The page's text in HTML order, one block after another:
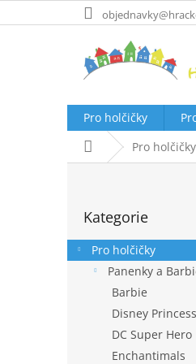
na
Pro holčičky
Domů Pro holčičky
r
a
kategorie
Kategorie
Pro holčičky
Panenky a
Barbie
Disney Princess
DC Super Hero
Enchantimals